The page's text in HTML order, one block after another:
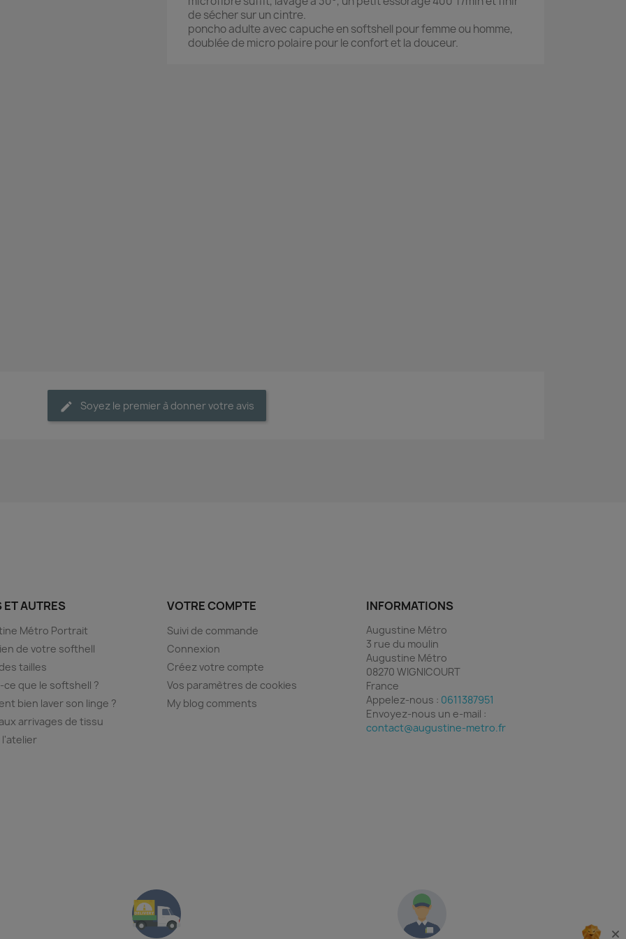
de sécher sur un cintre.
poncho adulte avec capuche en softshell pour femme ou homme,
doublée de micro polaire pour le confort et la douceur.
Soyez le premier à donner votre avis
ET AUTRES
Métro Portrait
de votre softhell
tailles
que le softshell ?
bien laver son linge ?
arrivages de tissu
l'atelier
VOTRE COMPTE
Suivi de commande
Connexion
Créez votre compte
Vos paramètres de cookies
My blog comments
INFORMATIONS
Augustine Métro
3 rue du moulin
Augustine Métro
08270 WIGNICOURT
France
Appelez-nous : 0611387951
Envoyez-nous un e-mail :
contact@augustine-metro.fr